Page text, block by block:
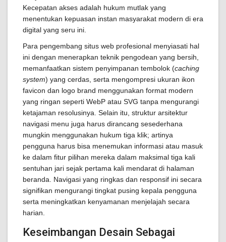
Kecepatan akses adalah hukum mutlak yang
menentukan kepuasan instan masyarakat modern di era
digital yang seru ini.
Para pengembang situs web profesional menyiasati hal
ini dengan menerapkan teknik pengodean yang bersih,
memanfaatkan sistem penyimpanan tembolok (caching
system) yang cerdas, serta mengompresi ukuran ikon
favicon dan logo brand menggunakan format modern
yang ringan seperti WebP atau SVG tanpa mengurangi
ketajaman resolusinya. Selain itu, struktur arsitektur
navigasi menu juga harus dirancang sesederhana
mungkin menggunakan hukum tiga klik; artinya
pengguna harus bisa menemukan informasi atau masuk
ke dalam fitur pilihan mereka dalam maksimal tiga kali
sentuhan jari sejak pertama kali mendarat di halaman
beranda. Navigasi yang ringkas dan responsif ini secara
signifikan mengurangi tingkat pusing kepala pengguna
serta meningkatkan kenyamanan menjelajah secara
harian.
Keseimbangan Desain Sebagai